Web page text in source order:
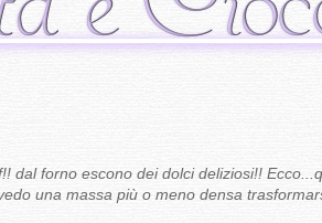
dal forno escono dei dolci deliziosi!!
una massa più o meno densa